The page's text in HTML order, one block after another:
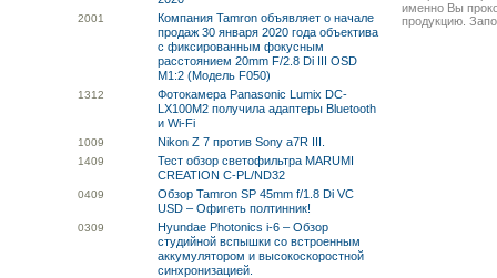
2001
Компания Tamron объявляет о начале
продаж 30 января 2020 года объектива
с фиксированным фокусным
расстоянием 20mm F/2.8 Di III OSD
M1:2 (Модель F050)
1312
Фотокамера Panasonic Lumix DC-
LX100M2 получила адаптеры Bluetooth
и Wi-Fi
1009 Nikon Z 7 против Sony a7R III.
1409
Тест обзор светофильтра MARUMI
CREATION C-PL/ND32
0409
Обзор Tamron SP 45mm f/1.8 Di VC
USD – Офигеть полтинник!
0309
Hyundae Photonics i-6 – Обзор
студийной вспышки со встроенным
аккумулятором и высокоскоростной
синхронизацией.
именно Вы
продукцию.